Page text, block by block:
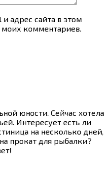
адрес сайта в этом
комментариев.
юности. Сейчас хотела
Интересует есть ли
на несколько дней,
прокат для рыбалки?